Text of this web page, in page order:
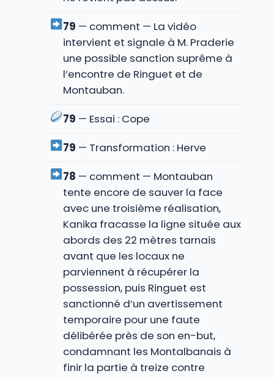
79 — comment — La vidéo
intervient et signale à M. Praderie
une possible sanction suprême à
l’encontre de Ringuet et de
Montauban.
79 — Essai : Cope
79 — Transformation : Herve
78 — comment — Montauban
tente encore de sauver la face
avec une troisième réalisation,
Kanika fracasse la ligne située aux
abords des 22 mètres tarnais
avant que les locaux ne
parviennent à récupérer la
possession, puis Ringuet est
sanctionné d’un avertissement
temporaire pour une faute
délibérée près de son en-but,
condamnant les Montalbanais à
finir la partie à treize contre